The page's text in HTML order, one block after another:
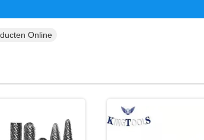
Online